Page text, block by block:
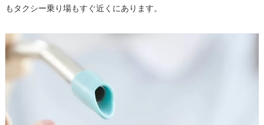
もタクシー乗り場もすぐ近くにあります。